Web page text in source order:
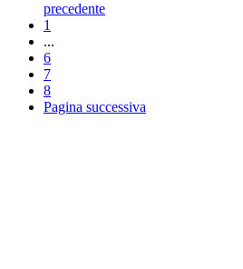
precedente
1
...
6
7
8
Pagina successiva